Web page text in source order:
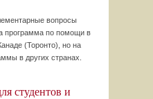
вопросы
программа по помощи в
(Торонто), но на
в других странах.
студентов и